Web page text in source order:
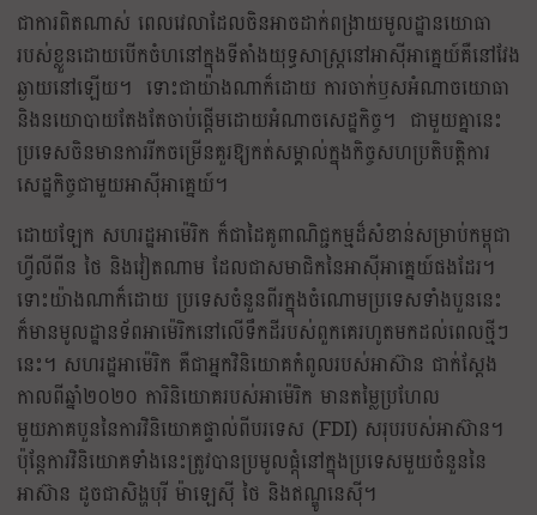
ជាការពិតណាស់ ពេលវេលាដែលចិនអាចដាក់ពង្រាយមូលដ្ឋានយោធា
របស់ខ្លួនដោយបើកចំហនៅក្នុងទីតាំងយុទ្ធសាស្ត្រនៅអាស៊ីអាគ្នេយ៍គឺនៅវែង
ឆ្ងាយនៅឡើយ។ ទោះជាយ៉ាងណាក៏ដោយ ការចាក់ឫសអំណាចយោធា
និងនយោបាយតែងតែចាប់ផ្តើមដោយអំណាចសេដ្ឋកិច្ច។ ជាមួយគ្នានេះ
ប្រទេសចិនមានការរីកចម្រើនគួរឱ្យកត់សម្គាល់ក្នុងកិច្ចសហប្រតិបត្តិការ
សេដ្ឋកិច្ចជាមួយអាស៊ីអាគ្នេយ៍។
ដោយឡែក សហរដ្ឋអាម៉េរិក ក៏ជាដៃគូពាណិជ្ជកម្មដ៏សំខាន់សម្រាប់កម្ពុជា
ហ្វីលីពីន ថៃ និងវៀតណាម ដែលជាសមាជិកនៃអាស៊ីអាគ្នេយ៍ផងដែរ។
ទោះយ៉ាងណាក៏ដោយ ប្រទេសចំនួនពីរក្នុងចំណោមប្រទេសទាំងបួននេះ
ក៏មានមូលដ្ឋានទ័ពអាម៉េរិកនៅលើទឹកដីរបស់ពួកគេរហូតមកដល់ពេលថ្មីៗ
នេះ។ សហរដ្ឋអាម៉េរិក គឺជាអ្នកវិនិយោគកំពូលរបស់អាស៊ាន ជាក់ស្ដែង
កាលពីឆ្នាំ២០២០ ការិនិយោគរបស់អាម៉េរិក មានតម្លៃប្រហែល
មួយភាគបួននៃការវិនិយោគផ្ទាល់ពីបរទេស (FDI) សរុបរបស់អាស៊ាន។
ប៉ុន្តែការវិនិយោគទាំងនេះត្រូវបានប្រមូលផ្តុំនៅក្នុងប្រទេសមួយចំនួននៃ
អាស៊ាន ដូចជាសិង្ហបុរី ម៉ាឡេស៊ី ថៃ និងឥណ្ឌូនេស៊ី។